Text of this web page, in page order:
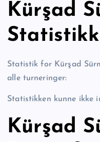
Kürşad
Statistik for Kürşad
alle turneringer:
Statistikken kunne ikke
Kürşad